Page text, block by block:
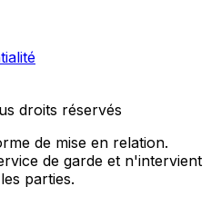
droits réservés
de mise en relation.
de garde et n'intervient
parties.